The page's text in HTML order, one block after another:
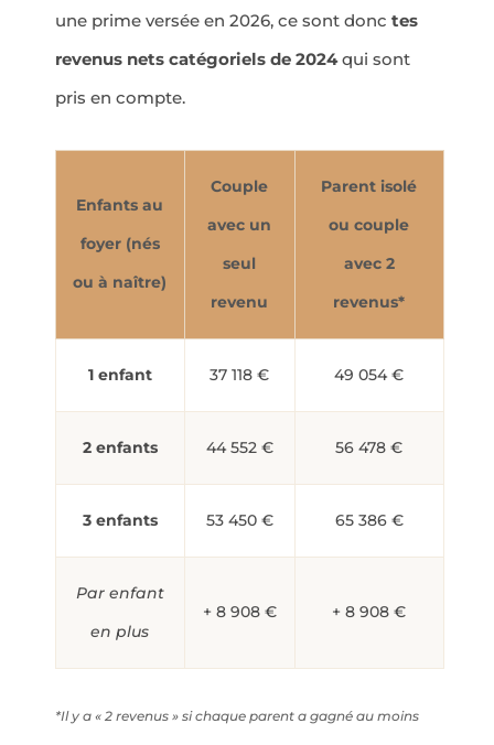
une prime versée en 2026, ce sont donc tes
revenus nets catégoriels de 2024qui sont
pris en compte.
Enfants au
foyer (nés
ou à naître)
Couple
avec un
seul
revenu
Parent isolé
ou couple
avec 2
revenus*
1 enfant 37 118 € 49 054 €
2 enfants 44 552 € 56 478 €
3 enfants 53 450 € 65 386 €
Par enfant
en plus
+ 8 908 € + 8 908 €
*Il y a « 2 revenus » si chaque parent a gagné au moins